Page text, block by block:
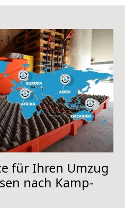
für Ihren Umzug
nach Kamp-